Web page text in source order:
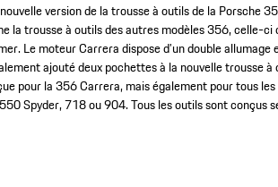
version de la trousse à outils de la Porsche
la trousse à outils des autres modèles 356, celle-
Le moteur Carrera dispose d’un double allumage
ajouté deux pochettes à la nouvelle trousse à
pour la 356 Carrera, mais également pour tous
Spyder, 718 ou 904. Tous les outils sont conçus